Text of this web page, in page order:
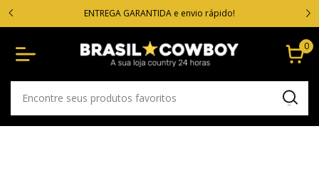
ENTREGA GARANTIDA e envio rápido!
0